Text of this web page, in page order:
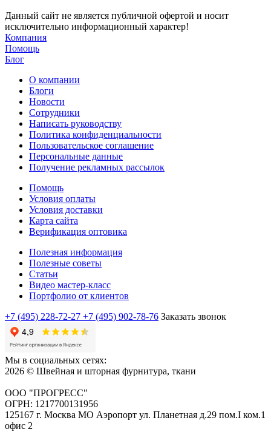
Данный сайт не является публичной офертой и носит
исключительно информационный характер!
Компания
Помощь
Блог
О компании
Блоги
Новости
Сотрудники
Написать руководству
Политика конфиденциальности
Пользовательское соглашение
Персональные данные
Получение рекламных рассылок
Помощь
Условия оплаты
Условия доставки
Карта сайта
Верификация оптовика
Полезная информация
Полезные советы
Статьи
Видео мастер-класс
Портфолио от клиентов
+7 (495) 228-72-27 +7 (495) 902-78-76 Заказать звонок
Мы в социальных сетях:
2026 © Швейная и шторная фурнитура, ткани
ООО "ПРОГРЕСС"
ОГРН: 1217700131956
125167 г. Москва МО Аэропорт ул. Планетная д.29 пом.I ком.1
офис 2